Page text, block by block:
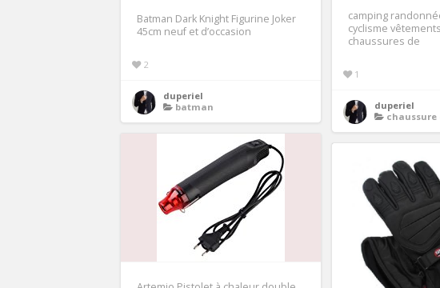
Batman Dark Knight Figurine Joker
45cm neuf et d’occasion
2
duperiel
batman
camping
cyclisme
chaussures de
1
duperiel